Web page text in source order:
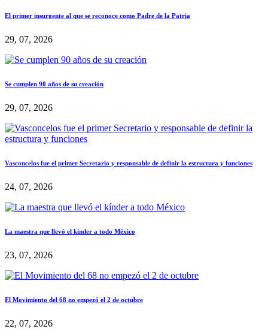
El primer insurgente al que se reconoce como Padre de la Patria
29, 07, 2026
Se cumplen 90 años de su creación
29, 07, 2026
Vasconcelos fue el primer Secretario y responsable de definir la estructura y funciones
24, 07, 2026
La maestra que llevó el kínder a todo México
23, 07, 2026
El Movimiento del 68 no empezó el 2 de octubre
22, 07, 2026